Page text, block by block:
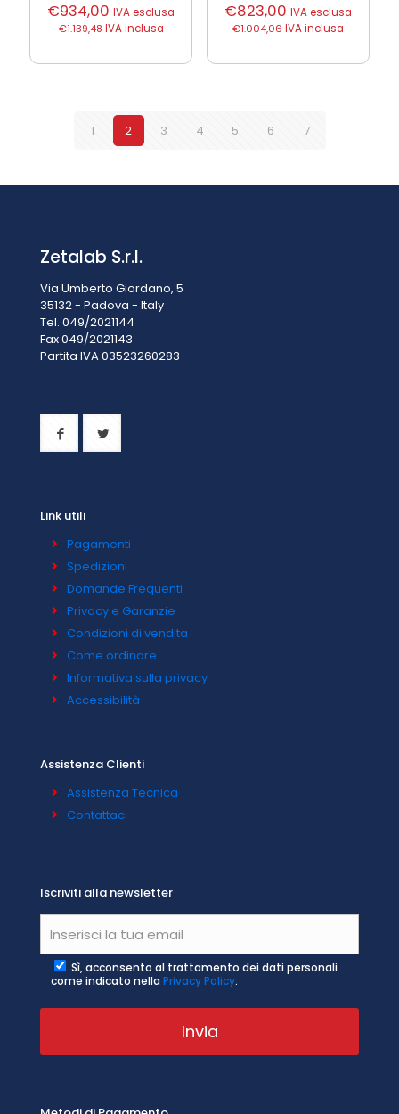
€934,00 IVA esclusa
€1.139,48 IVA inclusa
€823,00 IVA esclusa
€1.004,06 IVA inclusa
1 2 3 4 5 6 7
Zetalab S.r.l.
Via Umberto Giordano, 5
35132 - Padova - Italy
Tel. 049/2021144
Fax 049/2021143
Partita IVA 03523260283
Link utili
Pagamenti
Spedizioni
Domande Frequenti
Privacy e Garanzie
Condizioni di vendita
Come ordinare
Informativa sulla privacy
Accessibilità
Assistenza Clienti
Assistenza Tecnica
Contattaci
Iscriviti alla newsletter
Sì, acconsento al trattamento dei dati personali
come indicato nella Privacy Policy.